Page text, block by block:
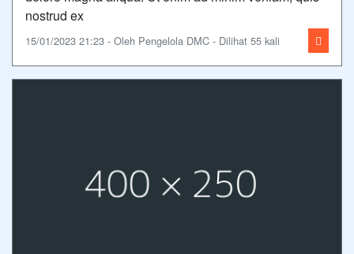
nostrud ex
15/01/2023 21:23 - Oleh Pengelola DMC - Dilihat 55 kali